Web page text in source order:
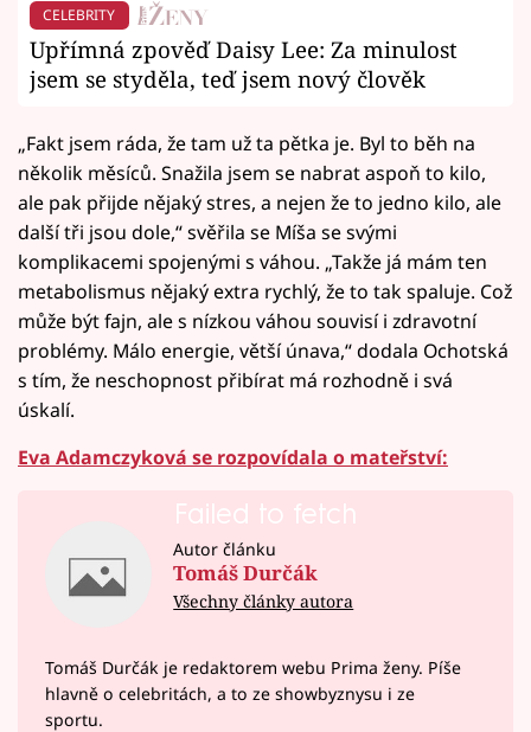
CELEBRITY
Upřímná zpověď Daisy Lee: Za minulost
jsem se styděla, teď jsem nový člověk
„Fakt jsem ráda, že tam už ta pětka je. Byl to běh na
několik měsíců. Snažila jsem se nabrat aspoň to kilo,
ale pak přijde nějaký stres, a nejen že to jedno kilo, ale
další tři jsou dole,“ svěřila se Míša se svými
komplikacemi spojenými s váhou. „Takže já mám ten
metabolismus nějaký extra rychlý, že to tak spaluje. Což
může být fajn, ale s nízkou váhou souvisí i zdravotní
problémy. Málo energie, větší únava,“ dodala Ochotská
s tím, že neschopnost přibírat má rozhodně i svá
úskalí.
Eva Adamczyková se rozpovídala o mateřství:
Failed to fetch
Autor článku
Tomáš Durčák
Všechny články autora
Tomáš Durčák je redaktorem webu Prima ženy. Píše
hlavně o celebritách, a to ze showbyznysu i ze
sportu.